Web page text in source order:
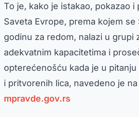
To je, kako je istakao, pokazao i
Saveta Evrope, prema kojem se
godinu za redom, nalazi u grupi
adekvatnim kapacitetima i
opterećenošću kada je u
i pritvorenih lica, navedeno je
mpravde.gov.rs